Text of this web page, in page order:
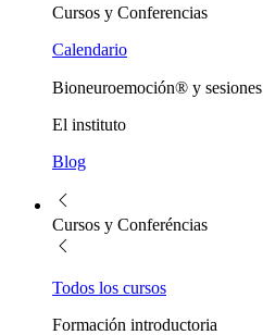
Cursos y Conferencias
Calendario
Bioneuroemoción® y sesiones
El instituto
Blog
Cursos y Conferéncias
Todos los cursos
Formación introductoria